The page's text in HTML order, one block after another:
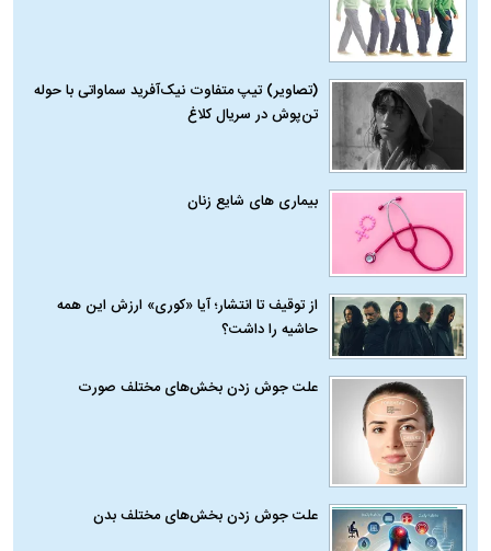
(تصاویر) تیپ متفاوت نیک‌آفرید سماواتی با حوله
تن‌پوش در سریال کلاغ
بیماری‌ های شایع زنان
از توقیف تا انتشار؛ آیا «کوری» ارزش این همه
حاشیه را داشت؟
علت جوش زدن بخش‌های مختلف صورت
علت جوش زدن بخش‌های مختلف بدن